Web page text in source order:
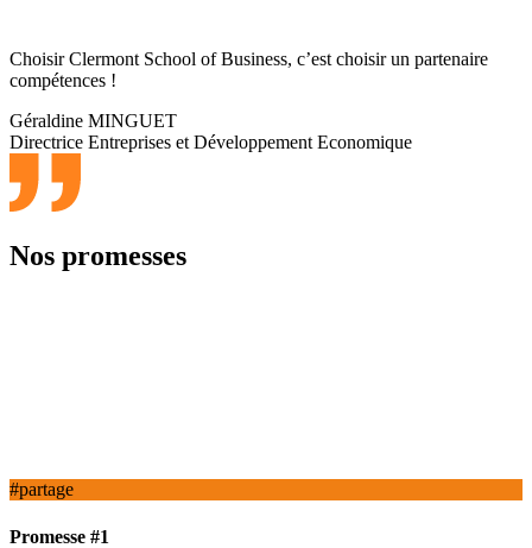
Choisir Clermont School of Business, c’est choisir un partenaire
compétences !
Géraldine MINGUET
Directrice Entreprises et Développement Economique
Nos promesses
#partage
Promesse #1